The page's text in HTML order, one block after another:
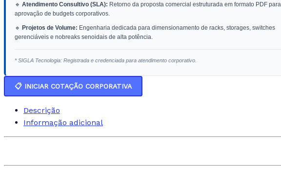
🔹 Atendimento Consultivo (SLA): Retorno da proposta comercial estruturada em formato PDF para
aprovação de budgets corporativos.
🔹 Projetos de Volume: Engenharia dedicada para dimensionamento de racks, storages, switches
gerenciáveis e nobreaks senoidais de alta potência.
* SIGLA Tecnologia: Registrada e credenciada para atendimento corporativo.
📋 INICIAR COTAÇÃO CORPORATIVA
Descrição
Informação adicional